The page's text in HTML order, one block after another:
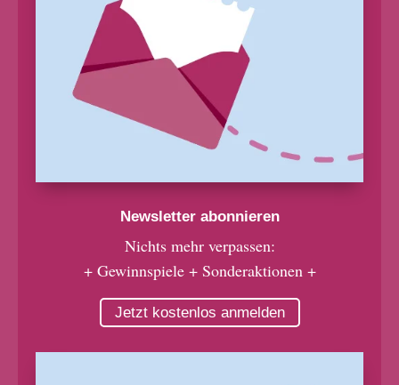
Newsletter abonnieren
Nichts mehr verpassen:
+ Gewinnspiele + Sonderaktionen +
Jetzt kostenlos anmelden